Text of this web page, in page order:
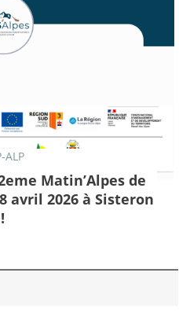
ALP
Matin’Alpes de
avril 2026 à Sisteron
!